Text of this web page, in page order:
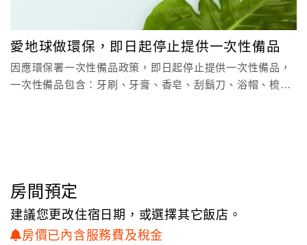
滿
意
度
理
會
愛地球做環保，即日起停止提供一次性備品
因應環保署一次性備品政策，即日起停止提供一次性備品，
一次性備品包含：牙刷、牙膏、香皂、刮鬍刀、浴帽、梳
房間預定
建議您更改住宿日期，或選擇其它飯店。
房價已內含服務費及稅金